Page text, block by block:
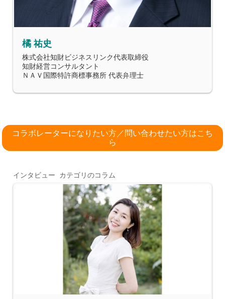
橘 祐史
株式会社知財ビジネスリンク代表取締役
知財経営コンサルタント
ＮＡＶ国際特許商標事務所 代表弁理士
コラボレーターになりたい方／問い合わせたい方はこち
ら
インタビュー カテゴリのコラム